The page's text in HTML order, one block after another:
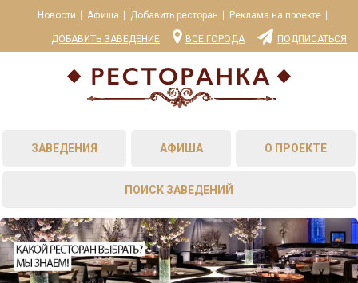
Новости Афиша Добавить ресторан Реклама на проекте
ДОБАВИТЬ ЗАВЕДЕНИЕ ВСЕ ГОРОДА ПОДПИСАТЬСЯ
ЗАВЕДЕНИЯ АФИША О ПРОЕКТЕ
ПОИСК ЗАВЕДЕНИЙ